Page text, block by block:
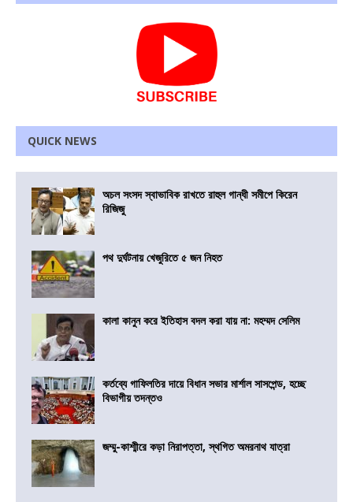
QUICK NEWS
অচল সংসদ স্বাভাবিক রাখতে রাহুল গান্ধী সমীপে কিরেন
রিজিজু
পথ দুর্ঘটনায় খেজুরিতে ৫ জন নিহত
কালা কানুন করে ইতিহাস বদল করা যায় না: মহম্মদ সেলিম
কর্তব্যে গাফিলতির দায়ে বিধান সভার মার্শাল সাসপেন্ড, হচ্ছে
বিভাগীয় তদন্তও
জম্মু-কাশ্মীরে কড়া নিরাপত্তা, স্থগিত অমরনাথ যাত্রা